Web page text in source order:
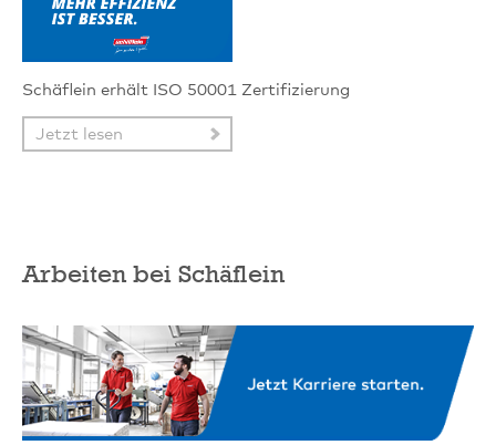
Schäflein erhält ISO 50001 Zertifizierung
Jetzt lesen
Arbeiten bei Schäflein